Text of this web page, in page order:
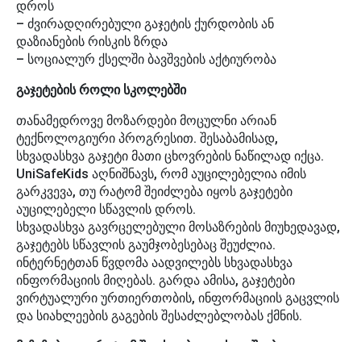
დროს
– ძვირადღირებული გაჯეტის ქურდობის ან
დაზიანების რისკის ზრდა
– სოციალურ ქსელში ბავშვების აქტიურობა
გაჯეტების როლი სკოლებში
თანამედროვე მოზარდები მოცულნი არიან
ტექნოლოგიური პროგრესით. შესაბამისად,
სხვადასხვა გაჯეტი მათი ცხოვრების ნაწილად იქცა.
UniSafeKids აღნიშნავს, რომ აუცილებელია იმის
გარკვევა, თუ რატომ შეიძლება იყოს გაჯეტები
აუცილებელი სწავლის დროს.
სხვადასხვა გავრცელებული მოსაზრების მიუხედავად,
გაჯეტებს სწავლის გაუმჯობესებაც შეუძლია.
ინტერნეტთან წვდომა აადვილებს სხვადასხვა
ინფორმაციის მიღებას. გარდა ამისა, გაჯეტები
ვირტუალური ურთიერთობის, ინფორმაციის გაცვლის
და სიახლეების გაგების შესაძლებლობას ქმნის.